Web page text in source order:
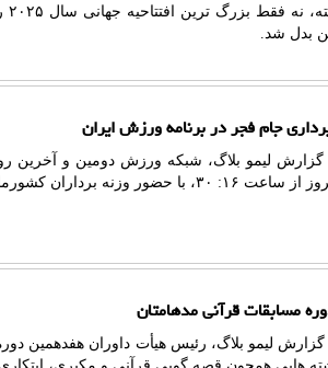
بدل شد.
جام فجر در برنامه ورزش ایران
گزارش لیمو بلاگ، شبکه ورزش دومین و آخرین
۱۶: ۳۰، با حضور وزنه برداران کشورمان بصورت مستقیم پخش می شود.
مسابقات قرآنی مدهامتان
گزارش لیمو بلاگ، رئیس هیأت داوران هفدهمین